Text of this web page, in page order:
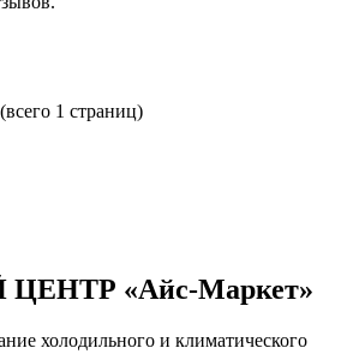
1 страниц)
«Айс-Маркет»
холодильного и климатического